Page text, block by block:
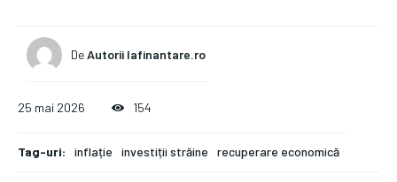
DeAutorii Iafinantare.ro
25 mai 2026 154
Tag-uri: inflație investiții străine recuperare economică